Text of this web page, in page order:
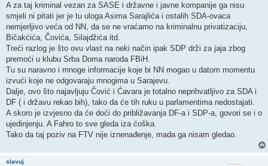
A za taj kriminal vezan za SASE i državne i javne kompanije ga nisu
smjeli ni pitati jer je tu uloga Asima Sarajlića i ostalih SDA-ovaca
nemjerljivo veća od NN, da se ne vraćamo na kriminalnu privatizaciju,
Bičakćića, Čovića, Silajdžića itd.
Treći razlog je što ovu vlast na neki način ipak SDP drži za jaja zbog
premoći u klubu Srba Doma naroda FBiH.
Tu su naravno i mnoge informacije koje bi NN mogao u datom momentu
izvući koje ne odgovaraju mnogima u Sarajevu.
Dalje, ovo što najavljuju Čović i Ćavara je totalno neprihvatljivo za SDA i
DF ( i državu rekao bih), tako da će tih ruku u parlamentima nedostajati.
A skoro je izvjesno da će doći do približavanja DF-a i SDP-a, govori se i o
ujedinjenju. A Fahro to sve gleda iza ćoška.
Tako da taj poziv na FTV nije iznenađenje, mada ga nisam gledao.
slavuj